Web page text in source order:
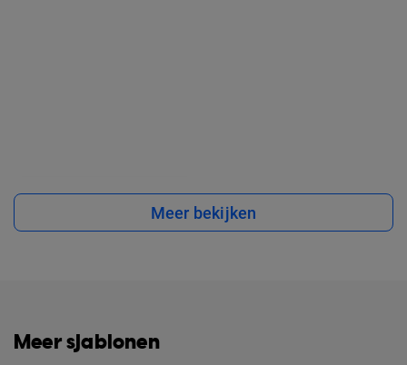
Meer bekijken
Meer sjablonen